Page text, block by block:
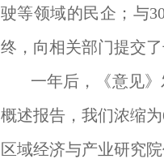
驶等领域的民企；与
终，向相关部门提交
一年后，《意见
概述报告，我们浓缩
区域经济与产业研究